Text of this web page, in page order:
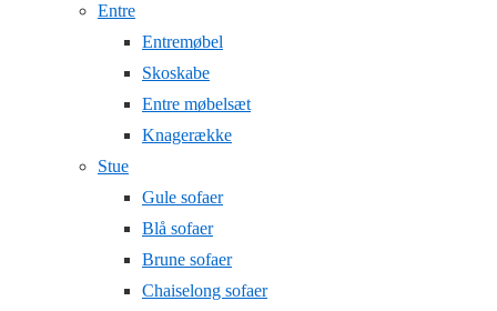
Entre
Entremøbel
Skoskabe
Entre møbelsæt
Knagerække
Stue
Gule sofaer
Blå sofaer
Brune sofaer
Chaiselong sofaer